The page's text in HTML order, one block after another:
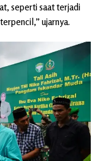
seperti saat terjadi
ujarnya.